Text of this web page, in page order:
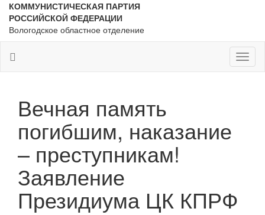
КОММУНИСТИЧЕСКАЯ ПАРТИЯ
РОССИЙСКОЙ ФЕДЕРАЦИИ
Вологодское областное отделение
Вечная память
погибшим, наказание
– преступникам!
Заявление
Президиума ЦК КПРФ